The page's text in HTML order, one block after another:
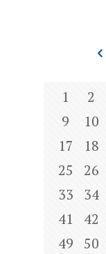
1 2
9
10
17
18
25
26
33
34
41
42
49
50